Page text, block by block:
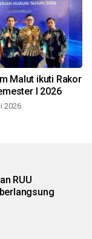
Malut ikuti Rakor
I 2026
2026
RUU